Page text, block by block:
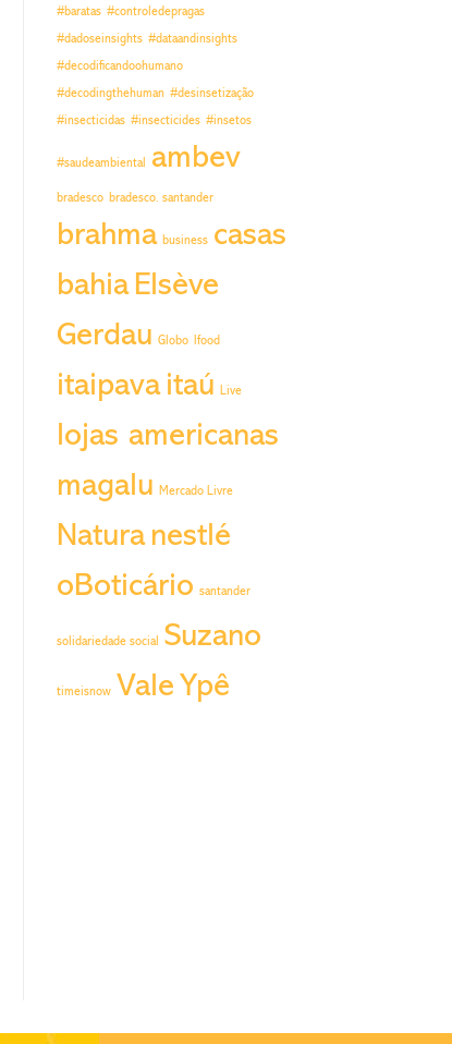
#baratas #controledepragas
#dadoseinsights #dataandinsights
#decodificandoohumano
#decodingthehuman #desinsetização
#insecticidas #insecticides #insetos
#saudeambiental ambev
bradesco bradesco. santander
brahma business
casas
bahia Elsève
Gerdau
Globo Ifood
itaipava itaú Live
lojas americanas
magalu
Mercado Livre
Natura nestlé
oBoticário
santander
solidariedade social Suzano
timeisnow Vale Ypê